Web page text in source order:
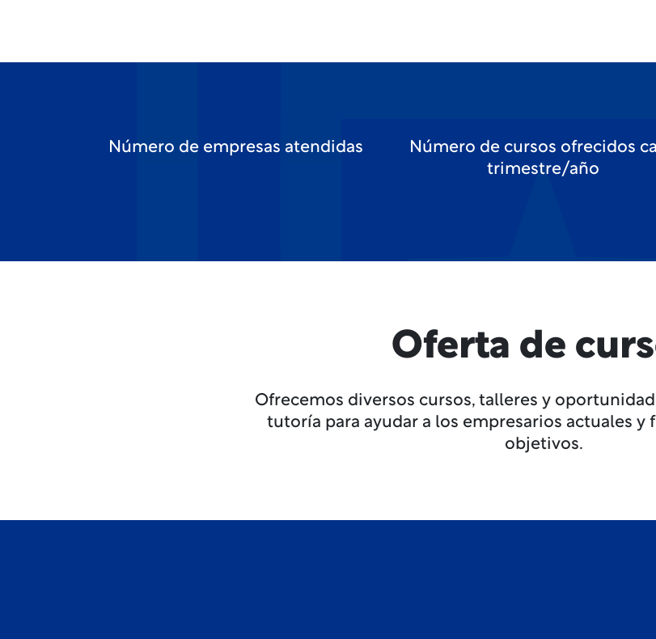
Número de empresas atendidas
Número de cursos ofrecidos
trimestre/año
Oferta de
Ofrecemos diversos cursos, talleres y
tutoría para ayudar a los empresarios actuales y
objetivos.